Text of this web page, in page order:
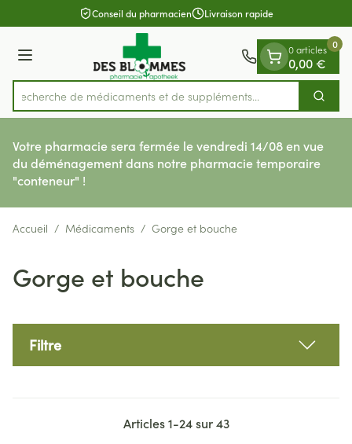
Aller au contenu
1 de 1Conseil du pharmacien Livraison rapide
Menu
Rechercher
Recherche de médicaments et de sup
0 articles
0,00 €
0
Votre pharmacie sera fermée le vendredi 14/08 en vue
du déménagement dans notre pharmacie temporaire
"conteneur" !
Accueil / Médicaments / Gorge et bouche
Gorge et bouche
Filtre
Articles1-24sur43